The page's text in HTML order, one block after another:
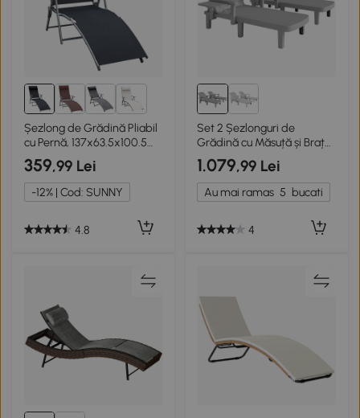
1+
Șezlong de Grădină Pliabil
cu Pernă, 137x63.5x100.5
cm, Negru
359,99 Lei
-12% | Cod: SUNNY
4.8
Set 2 Șezlonguri de
Grădină cu Măsuță și Brațe
Gri
1.079,99 Lei
Au mai ramas 5 bucati
4